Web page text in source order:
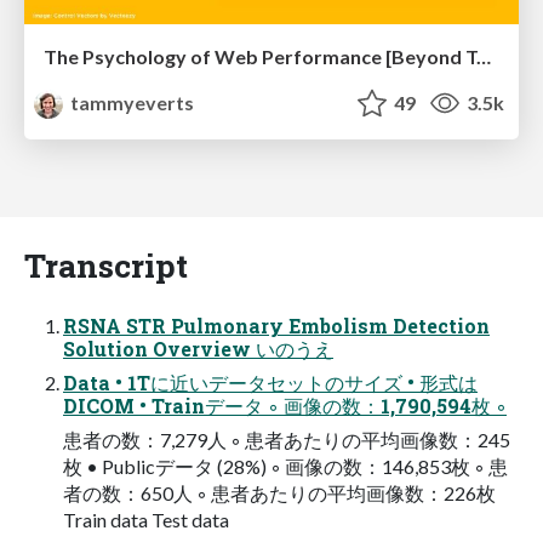
The Psychology of Web Performance [Beyond Tellerrand 2023]
tammyeverts
49 3.5k
Transcript
RSNA STR Pulmonary Embolism Detection
Solution Overview いのうえ
Data • 1Tに近いデータセットのサイズ • 形式は
DICOM • Trainデータ ◦ 画像の数：1,790,594枚 ◦
患者の数：7,279人 ◦ 患者あたりの平均画像数：245
枚 • Publicデータ (28%) ◦ 画像の数：146,853枚 ◦ 患
者の数：650人 ◦ 患者あたりの平均画像数：226枚
Train data Test data